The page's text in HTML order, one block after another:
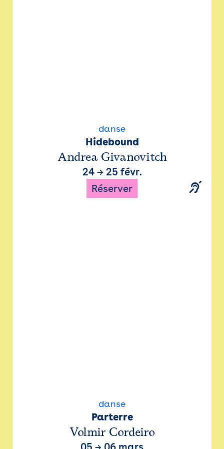
danse
Hidebound
Andrea Givanovitch
24→ 25 févr.
Réserver
danse
Parterre
Volmir Cordeiro